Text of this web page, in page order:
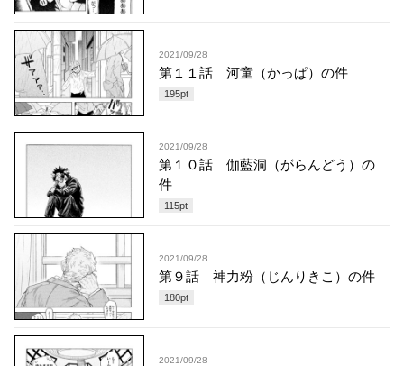
2021/09/28
第１１話 河童（かっぱ）の件
195pt
2021/09/28
第１０話 伽藍洞（がらんどう）の
件
115pt
2021/09/28
第９話 神力粉（じんりきこ）の件
180pt
2021/09/28